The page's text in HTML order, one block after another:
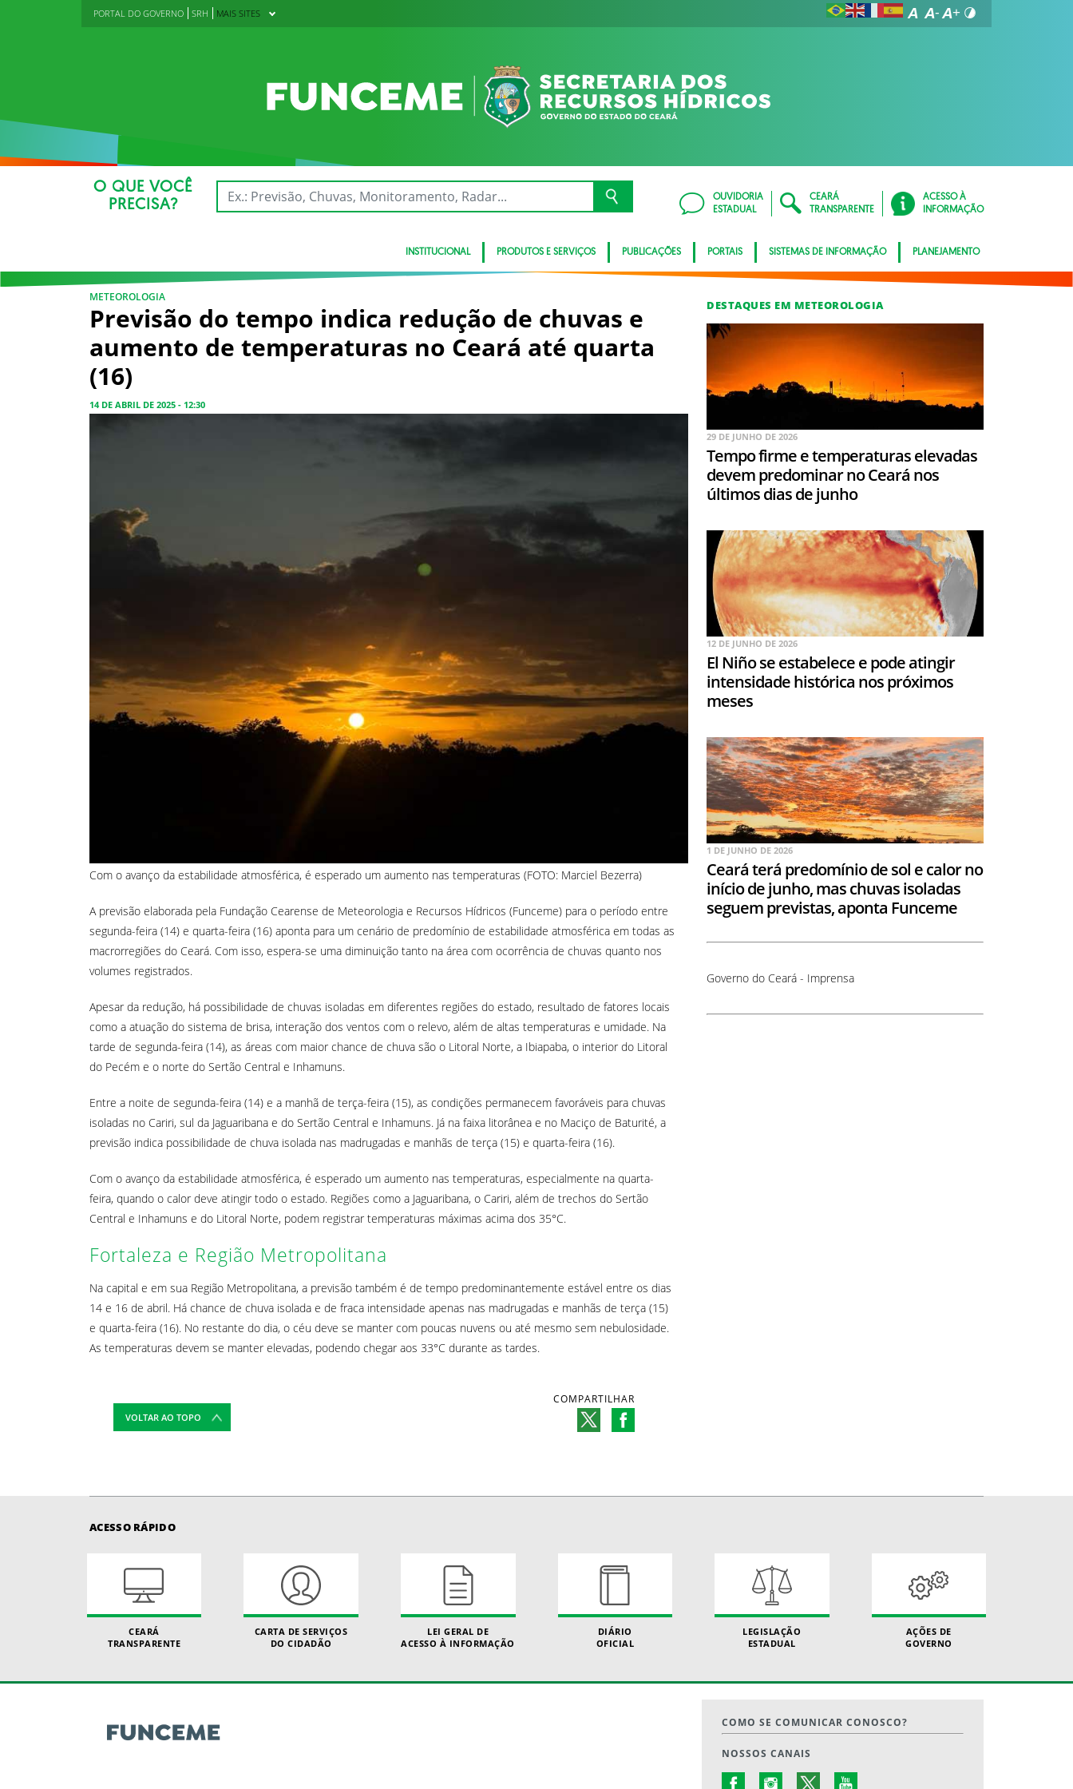
PORTAL DO GOVERNO SRH MAIS SITES
O QUE VOCÊ
PRECISA?
OUVIDORIA
ESTADUAL
CEARÁ
TRANSPARENTE
ACESSO À
INFORMAÇÃO
INSTITUCIONAL PRODUTOS E SERVIÇOS PUBLICAÇÕES PORTAIS SISTEMAS DE INFORMAÇÃO PLANEJAMENTO
METEOROLOGIA
Previsão do tempo indica redução de chuvas e
aumento de temperaturas no Ceará até quarta
(16)
14 DE ABRIL DE 2025 - 12:30
Com o avanço da estabilidade atmosférica, é esperado um aumento nas temperaturas (FOTO: Marciel Bezerra)
A previsão elaborada pela Fundação Cearense de Meteorologia e Recursos Hídricos (Funceme) para o período entre
segunda-feira (14) e quarta-feira (16) aponta para um cenário de predomínio de estabilidade atmosférica em todas as
macrorregiões do Ceará. Com isso, espera-se uma diminuição tanto na área com ocorrência de chuvas quanto nos
volumes registrados.
Apesar da redução, há possibilidade de chuvas isoladas em diferentes regiões do estado, resultado de fatores locais
como a atuação do sistema de brisa, interação dos ventos com o relevo, além de altas temperaturas e umidade. Na
tarde de segunda-feira (14), as áreas com maior chance de chuva são o Litoral Norte, a Ibiapaba, o interior do Litoral
do Pecém e o norte do Sertão Central e Inhamuns.
Entre a noite de segunda-feira (14) e a manhã de terça-feira (15), as condições permanecem favoráveis para chuvas
isoladas no Cariri, sul da Jaguaribana e do Sertão Central e Inhamuns. Já na faixa litorânea e no Maciço de Baturité, a
previsão indica possibilidade de chuva isolada nas madrugadas e manhãs de terça (15) e quarta-feira (16).
Com o avanço da estabilidade atmosférica, é esperado um aumento nas temperaturas, especialmente na quarta-
feira, quando o calor deve atingir todo o estado. Regiões como a Jaguaribana, o Cariri, além de trechos do Sertão
Central e Inhamuns e do Litoral Norte, podem registrar temperaturas máximas acima dos 35°C.
Fortaleza e Região Metropolitana
Na capital e em sua Região Metropolitana, a previsão também é de tempo predominantemente estável entre os dias
14 e 16 de abril. Há chance de chuva isolada e de fraca intensidade apenas nas madrugadas e manhãs de terça (15)
e quarta-feira (16). No restante do dia, o céu deve se manter com poucas nuvens ou até mesmo sem nebulosidade.
As temperaturas devem se manter elevadas, podendo chegar aos 33°C durante as tardes.
VOLTAR AO TOPO
COMPARTILHAR
DESTAQUES EM METEOROLOGIA
29 DE JUNHO DE 2026
Tempo firme e temperaturas elevadas
devem predominar no Ceará nos
últimos dias de junho
12 DE JUNHO DE 2026
El Niño se estabelece e pode atingir
intensidade histórica nos próximos
meses
1 DE JUNHO DE 2026
Ceará terá predomínio de sol e calor no
início de junho, mas chuvas isoladas
seguem previstas, aponta Funceme
Governo do Ceará - Imprensa
ACESSO RÁPIDO
CEARÁ
TRANSPARENTE
CARTA DE SERVIÇOS
DO CIDADÃO
LEI GERAL DE
ACESSO À INFORMAÇÃO
DIÁRIO
OFICIAL
LEGISLAÇÃO
ESTADUAL
AÇÕES DE
GOVERNO
COMO SE COMUNICAR CONOSCO?
NOSSOS CANAIS